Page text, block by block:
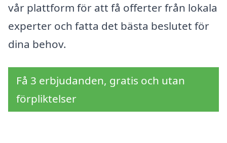
vår plattform för att få offerter från lokala
experter och fatta det bästa beslutet för
dina behov.
Få 3 erbjudanden, gratis och utan
förpliktelser